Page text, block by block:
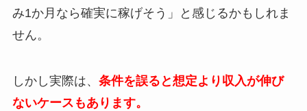
み1か月なら確実に稼げそう」と感じるかもしれま
せん。
しかし実際は、 条件を誤ると想定より収入が伸び
ないケースもあります。